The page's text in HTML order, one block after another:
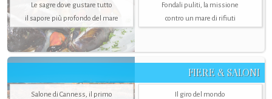
Le sagre dove gustare tutto
il sapore più profondo del mare
Fondali puliti, la missione
contro un mare di rifiuti
FIERE & SALONI
Salone di Canness, il primo
Il giro del mondo